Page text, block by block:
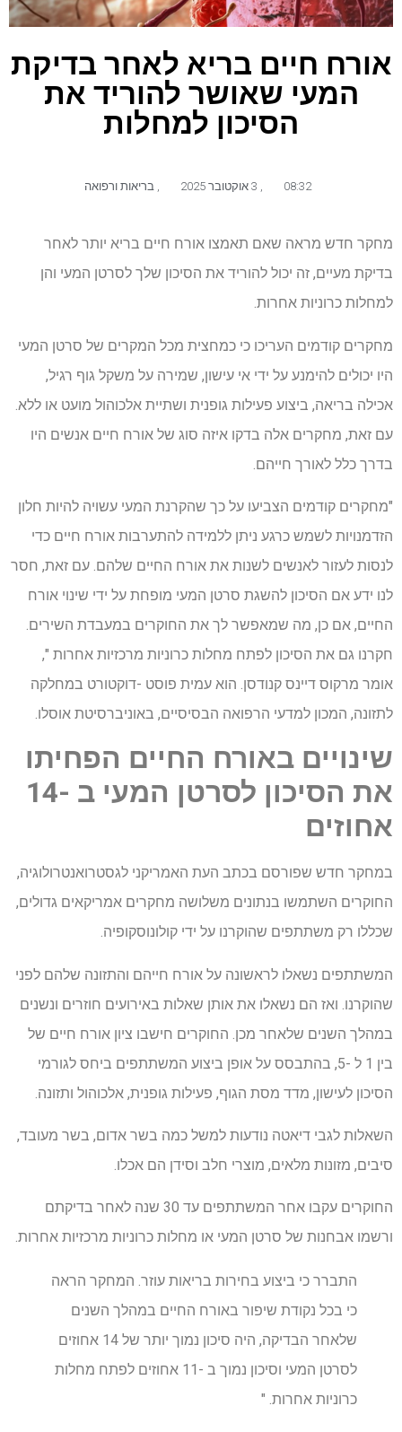
אורח חיים בריא לאחר בדיקת
המעי שאושר להוריד את
הסיכון למחלות
08:32 בריאות ורפואה
מחקר חדש מראה שאם תאמצו אורח חיים בריא יותר לאחר
בדיקת מעיים, זה יכול להוריד את הסיכון שלך לסרטן המעי והן
למחלות כרוניות אחרות.
מחקרים קודמים העריכו כי כמחצית מכל המקרים של סרטן המעי
היו יכולים להימנע על ידי אי עישון, שמירה על משקל גוף רגיל,
אכילה בריאה, ביצוע פעילות גופנית ושתיית אלכוהול מועט או ללא.
עם זאת, מחקרים אלה בדקו איזה סוג של אורח חיים אנשים היו
בדרך כלל לאורך חייהם.
"מחקרים קודמים הצביעו על כך שהקרנת המעי עשויה להיות חלון
הזדמנויות לשמש כרגע ניתן ללמידה להתערבות אורח חיים כדי
לנסות לעזור לאנשים לשנות את אורח החיים שלהם. עם זאת, חסר
לנו ידע אם הסיכון להשגת סרטן המעי מופחת על ידי שינוי אורח
החיים, אם כן, מה שמאפשר לך את החוקרים במעבדת השירים.
חקרנו גם את הסיכון לפתח מחלות כרוניות מרכזיות אחרות ",
אומר מרקוס דיינס קנודסן. הוא עמית פוסט -דוקטורט במחלקה
לתזונה, המכון למדעי הרפואה הבסיסיים, באוניברסיטת אוסלו.
שינויים באורח החיים הפחיתו
את הסיכון לסרטן המעי ב -14
אחוזים
במחקר חדש שפורסם בכתב העת האמריקני לגסטרואנטרולוגיה,
החוקרים השתמשו בנתונים משלושה מחקרים אמריקאים גדולים,
שכללו רק משתתפים שהוקרנו על ידי קולונוסקופיה.
המשתתפים נשאלו לראשונה על אורח חייהם והתזונה שלהם לפני
שהוקרנו. ואז הם נשאלו את אותן שאלות באירועים חוזרים ונשנים
במהלך השנים שלאחר מכן. החוקרים חישבו ציון אורח חיים של
בין 1 ל -5, בהתבסס על אופן ביצוע המשתתפים ביחס לגורמי
הסיכון לעישון, מדד מסת הגוף, פעילות גופנית, אלכוהול ותזונה.
השאלות לגבי דיאטה נודעות למשל כמה בשר אדום, בשר מעובד,
סיבים, מזונות מלאים, מוצרי חלב וסידן הם אכלו.
החוקרים עקבו אחר המשתתפים עד 30 שנה לאחר בדיקתם
ורשמו אבחנות של סרטן המעי או מחלות כרוניות מרכזיות אחרות.
התברר כי ביצוע בחירות בריאות עוזר. המחקר הראה
כי בכל נקודת שיפור באורח החיים במהלך השנים
שלאחר הבדיקה, היה סיכון נמוך יותר של 14 אחוזים
לסרטן המעי וסיכון נמוך ב -11 אחוזים לפתח מחלות
כרוניות אחרות. "